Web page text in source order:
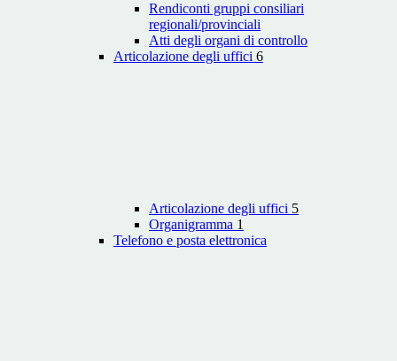
Rendiconti gruppi consiliari
regionali/provinciali
Atti degli organi di controllo
Articolazione degli uffici 6
Articolazione degli uffici 5
Organigramma 1
Telefono e posta elettronica